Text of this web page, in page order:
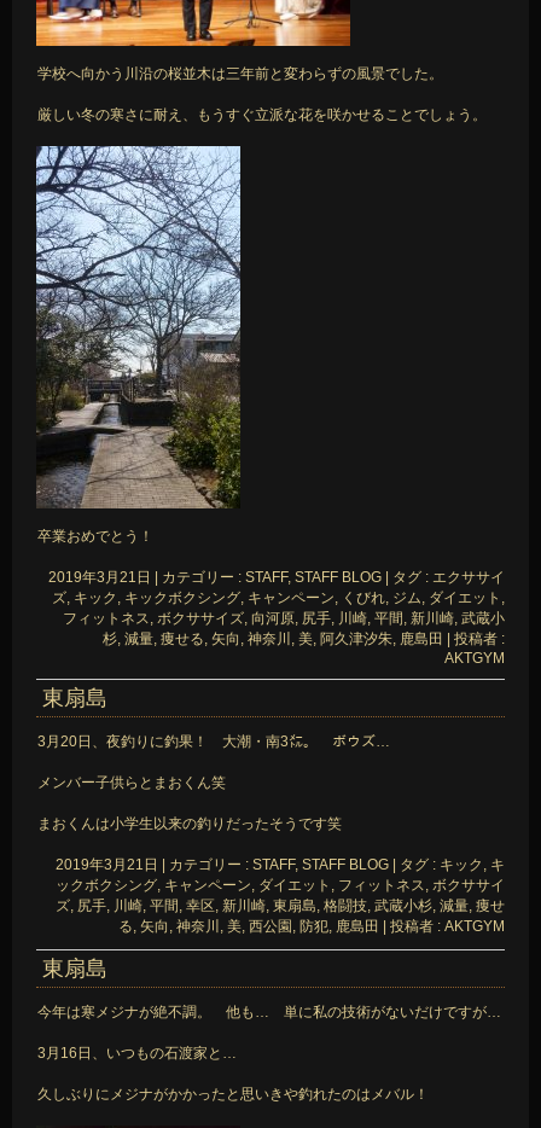
学校へ向かう川沿の桜並木は三年前と変わらずの風景でした。
厳しい冬の寒さに耐え、もうすぐ立派な花を咲かせることでしょう。
卒業おめでとう！
2019年3月21日 カテゴリー : STAFF, STAFF BLOG タグ : エクササイ
ズ, キック , キックボクシング, キャンペーン, くびれ, ジム, ダイエット ,
フィットネス, ボクササイズ, 向河原, 尻手, 川崎, 平間 , 新川崎, 武蔵小
杉, 減量, 痩せる, 矢向 , 神奈川 , 美, 阿久津汐朱, 鹿島田
投稿者 :
AKTGYM
東扇島
3月20日、夜釣りに釣果！ 大潮・南3㍍。 ボウズ…
メンバー子供らとまおくん笑
まおくんは小学生以来の釣りだったそうです笑
2019年3月21日 カテゴリー : STAFF, STAFF BLOG タグ : キック , キ
ックボクシング, キャンペーン, ダイエット , フィットネス, ボクササイ
ズ, 尻手, 川崎, 平間 , 幸区, 新川崎, 東扇島, 格闘技, 武蔵小杉, 減量, 痩せ
る, 矢向 , 神奈川 , 美, 西公園 , 防犯, 鹿島田 投稿者 : AKTGYM
東扇島
今年は寒メジナが絶不調。 他も… 単に私の技術がないだけですが…
3月16日、いつもの石渡家と…
久しぶりにメジナがかかったと思いきや釣れたのはメバル！